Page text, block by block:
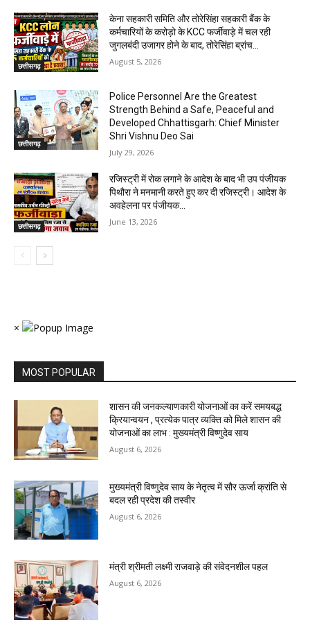
छत्तीसगढ़
केना सहकारी समिति और तोरेसिंहा सहकारी बैंक के
कर्मचारियों के करोड़ो के KCC फर्जीवाड़े में चल रही
जुगलबंदी उजागर होने के बाद, तोरेसिंहा ब्रांच...
August 5, 2026
छत्तीसगढ़
Police Personnel Are the Greatest
Strength Behind a Safe, Peaceful and
Developed Chhattisgarh: Chief Minister
Shri Vishnu Deo Sai
July 29, 2026
छत्तीसगढ़
रजिस्ट्री में रोक लगाने के आदेश के बाद भी उप पंजीयक
पिथौरा ने मनमानी करते हुए कर दी रजिस्ट्री। आदेश के
अवहेलना पर पंजीयक...
June 13, 2026
×
MOST POPULAR
शासन की जनकल्याणकारी योजनाओं का करें समयबद्ध
क्रियान्वयन , प्रत्येक पात्र व्यक्ति को मिले शासन की
योजनाओं का लाभ : मुख्यमंत्री विष्णुदेव साय
August 6, 2026
मुख्यमंत्री विष्णुदेव साय के नेतृत्व में सौर ऊर्जा क्रांति से
बदल रही प्रदेश की तस्वीर
August 6, 2026
मंत्री श्रीमती लक्ष्मी राजवाड़े की संवेदनशील पहल
August 6, 2026